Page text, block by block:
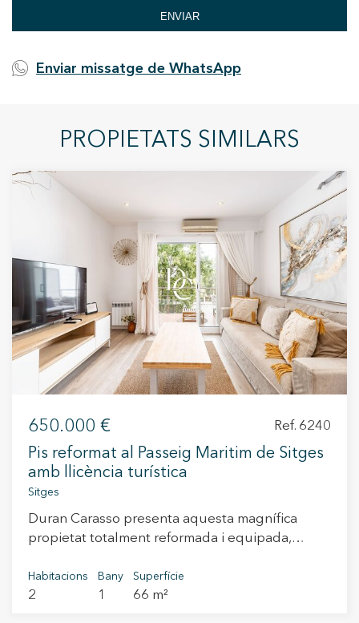
ENVIAR
Enviar missatge de WhatsApp
PROPIETATS SIMILARS
650.000 € Ref. 6240
Pis reformat al Passeig Maritim de Sitges
amb llicència turística
Sitges
Duran Carasso presenta aquesta magnífica
propietat totalment reformada i equipada,
la platja i envoltada dels millors restaurants,
cafeteries i comerços de la zona. Una
Habitacions
2
Bany
1
Superfície
66 m²